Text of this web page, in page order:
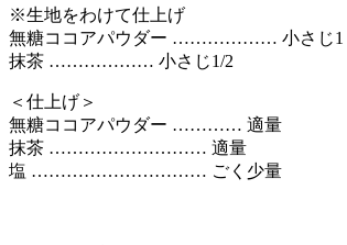
※生地をわけて仕上げ
無糖ココアパウダー ……………… 小さじ1
抹茶 ……………… 小さじ1/2
＜仕上げ＞
無糖ココアパウダー ………… 適量
抹茶 ……………………… 適量
塩 ………………………… ごく少量